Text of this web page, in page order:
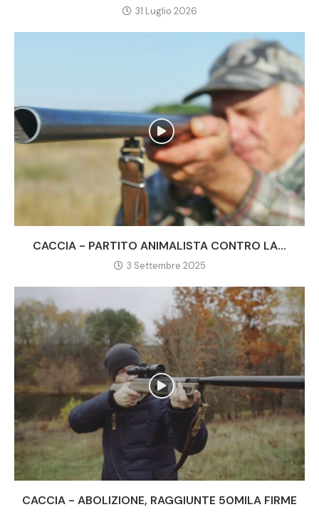
31 Luglio 2026
CACCIA - PARTITO ANIMALISTA CONTRO LA...
3 Settembre 2025
CACCIA - ABOLIZIONE, RAGGIUNTE 50MILA FIRME